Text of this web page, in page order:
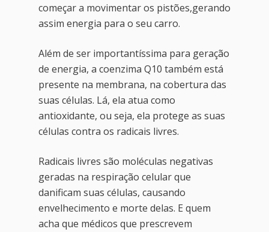
começar a movimentar os pistões,gerando
assim energia para o seu carro.
Além de ser importantíssima para geração
de energia, a coenzima Q10 também está
presente na membrana, na cobertura das
suas células. Lá, ela atua como
antioxidante, ou seja, ela protege as suas
células contra os radicais livres.
Radicais livres são moléculas negativas
geradas na respiração celular que
danificam suas células, causando
envelhecimento e morte delas. E quem
acha que médicos que prescrevem
Home
Blog
Agendar Consulta